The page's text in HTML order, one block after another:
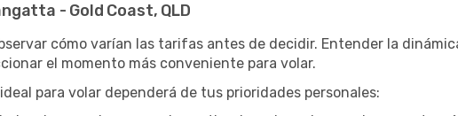
- Gold Coast, QLD
cómo varían las tarifas antes de decidir. Entender la
el momento más conveniente para volar.
para volar dependerá de tus prioridades personales: